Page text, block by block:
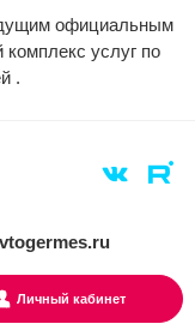
официальным
услуг по
.
Личный кабинет